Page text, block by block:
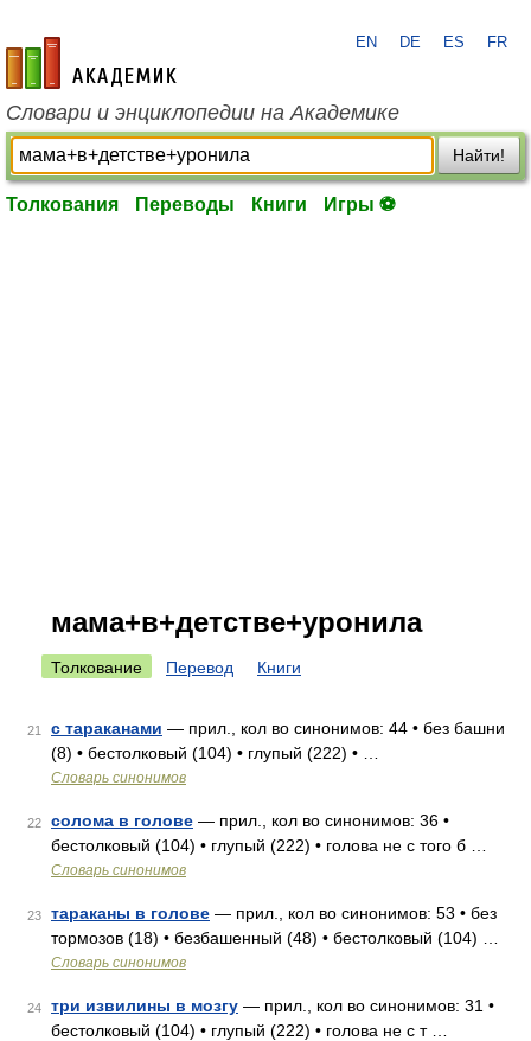
academic.ru
EN DE ES FR
Словари и энциклопедии на Академике
Найти!
Толкования Переводы Книги Игры ⚽
мама+в+детстве+уронила
Толкование Перевод Книги
21 с тараканами — прил., кол во синонимов: 44 • без башни
(8) • бестолковый (104) • глупый (222) • …
Словарь синонимов
22 солома в голове — прил., кол во синонимов: 36 •
бестолковый (104) • глупый (222) • голова не с того б …
Словарь синонимов
23 тараканы в голове — прил., кол во синонимов: 53 • без
тормозов (18) • безбашенный (48) • бестолковый (104) …
Словарь синонимов
24 три извилины в мозгу — прил., кол во синонимов: 31 •
бестолковый (104) • глупый (222) • голова не с т …